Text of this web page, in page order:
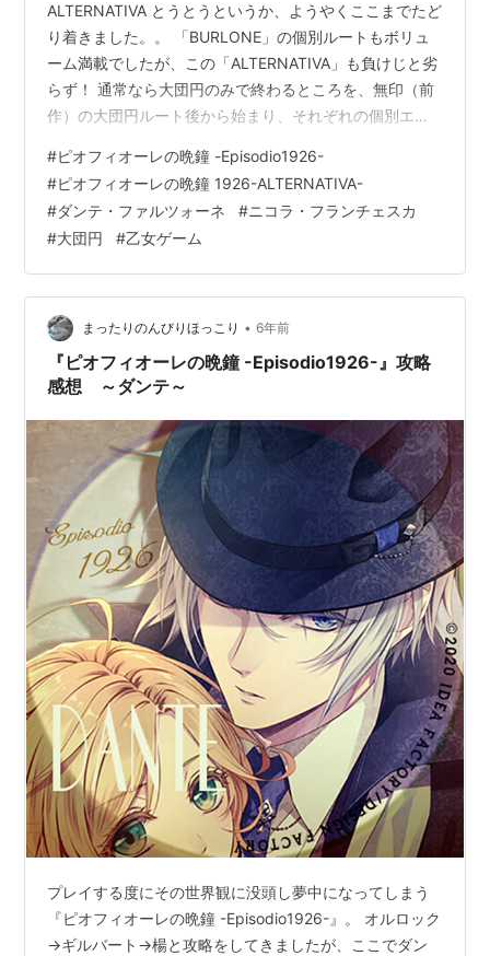
ALTERNATIVA とうとうというか、ようやくここまでたど
り着きました。。 「BURLONE」の個別ルートもボリュ
ーム満載でしたが、この「ALTERNATIVA」も負けじと劣
らず！ 通常なら大団円のみで終わるところを、無印（前
作）の大団円ルート後から始まり、それぞれの個別エン
ービス精神旺盛のシナリオ。 本当に制作スタッフの皆様
には頭が下がります。。 今回、ダンテ→大団円→二コラ
の順でクリアしましたが、感想につきましては、ダンテ
→二コラ→大団円の方がキレイな順番ですのでそのよう
にさせていただきます。 リンク ※若干ネタバレがありま
すので、読ま…
#ピオフィオーレの晩鐘 -Episodio1926-
#ピオフィオーレの晩鐘 1926-ALTERNATIVA-
#ダンテ・ファルツォーネ #ニコラ・フランチェスカ
#大団円 #乙女ゲーム
まったりのんびりほっこり • 6年前
『ピオフィオーレの晩鐘 -Episodio1926-』攻略
感想 ～ダンテ～
プレイする度にその世界観に没頭し夢中になってしまう
『ピオフィオーレの晩鐘 -Episodio1926-』。 オルロック
→ギルバート→楊と攻略をしてきましたが、ここでダン